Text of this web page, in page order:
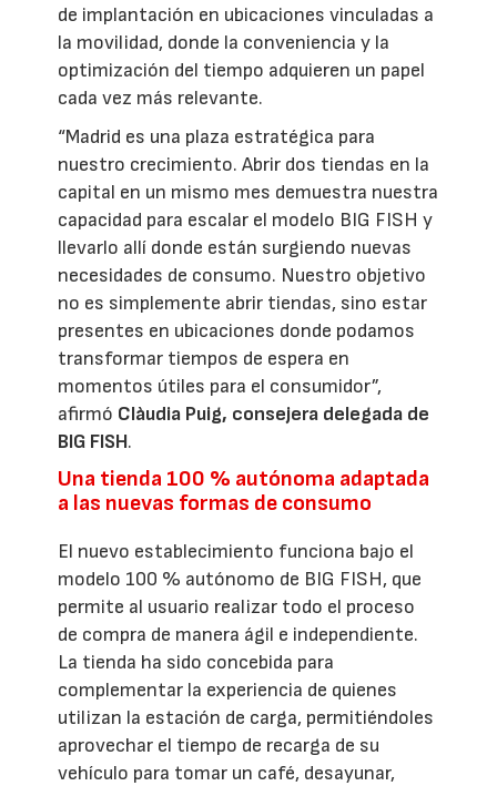
de implantación en ubicaciones vinculadas a
la movilidad, donde la conveniencia y la
optimización del tiempo adquieren un papel
cada vez más relevante.
“Madrid es una plaza estratégica para
nuestro crecimiento. Abrir dos tiendas en la
capital en un mismo mes demuestra nuestra
capacidad para escalar el modelo BIG FISH y
llevarlo allí donde están surgiendo nuevas
necesidades de consumo. Nuestro objetivo
no es simplemente abrir tiendas, sino estar
presentes en ubicaciones donde podamos
transformar tiempos de espera en
momentos útiles para el consumidor”,
afirmó Clàudia Puig, consejera delegada de
BIG FISH.
Una tienda 100 % autónoma adaptada
a las nuevas formas de consumo
El nuevo establecimiento funciona bajo el
modelo 100 % autónomo de BIG FISH, que
permite al usuario realizar todo el proceso
de compra de manera ágil e independiente.
La tienda ha sido concebida para
complementar la experiencia de quienes
utilizan la estación de carga, permitiéndoles
aprovechar el tiempo de recarga de su
vehículo para tomar un café, desayunar,